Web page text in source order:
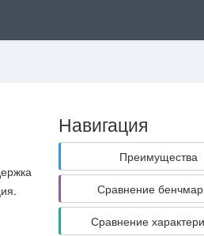
Навигация
Преимущества
Сравнение
Сравнение